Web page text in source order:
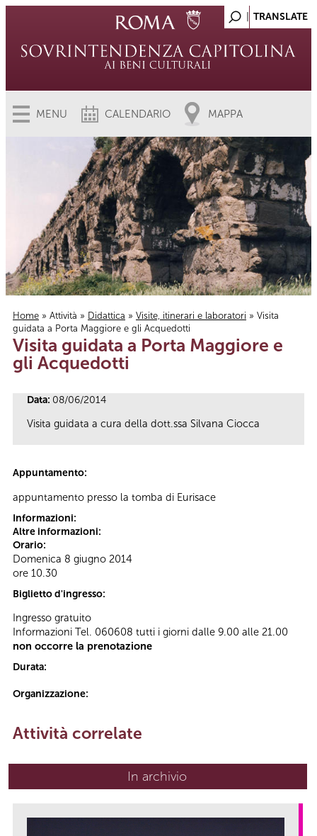
MENU CALENDARIO MAPPA
Tu sei qui
Home » Attività » Didattica » Visite, itinerari e laboratori » Visita
guidata a Porta Maggiore e gli Acquedotti
Visita guidata a Porta Maggiore e
gli Acquedotti
Data: 08/06/2014
Visita guidata a cura della dott.ssa Silvana Ciocca
Appuntamento:
appuntamento presso la tomba di Eurisace
Informazioni:
Altre informazioni:
Orario:
Domenica 8 giugno 2014
ore 10.30
Biglietto d'ingresso:
Ingresso gratuito
Informazioni Tel. 060608 tutti i giorni dalle 9.00 alle 21.00
non occorre la prenotazione
Durata:
Organizzazione:
Attività correlate
In archivio